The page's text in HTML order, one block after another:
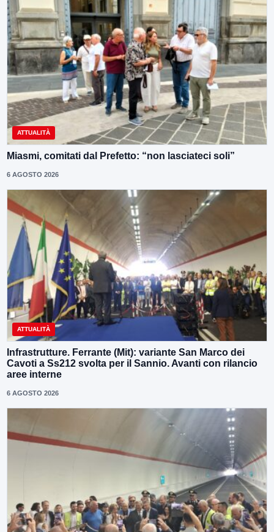
ATTUALITÀ
Miasmi, comitati dal Prefetto: “non lasciateci soli”
6 AGOSTO 2026
ATTUALITÀ
Infrastrutture. Ferrante (Mit): variante San Marco dei
Cavoti a Ss212 svolta per il Sannio. Avanti con rilancio
aree interne
6 AGOSTO 2026